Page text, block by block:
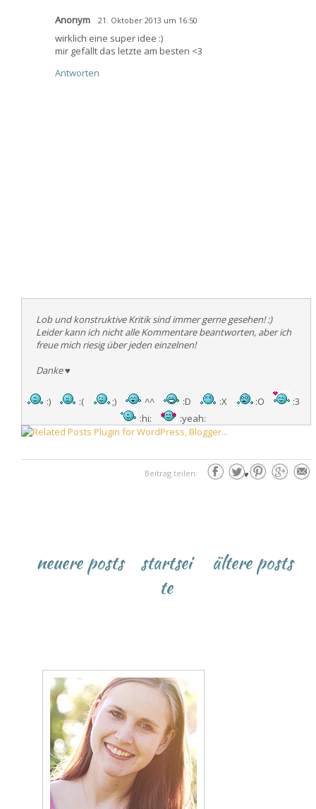
Anonym 21. Oktober 2013 um 16:50
wirklich eine super idee :)
mir gefällt das letzte am besten <3
Antworten
Lob und konstruktive Kritik sind immer gerne gesehen! :)
Leider kann ich nicht alle Kommentare beantworten, aber ich
freue mich riesig über jeden einzelnen!
Danke♥
:) :( ;) ^^ :D :X :O
:3
:hi:
:yeah:
♥
Beitrag teilen:
neuere posts ältere posts
startsei
te